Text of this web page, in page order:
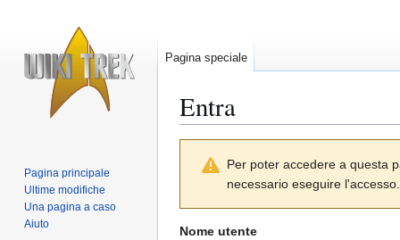
Entra
navigazione
Per poter accedere a questa
necessario eseguire l'accesso.
Nome utente
Pagina speciale
Pagina principale
Ultime modifiche
Una pagina a caso
Aiuto